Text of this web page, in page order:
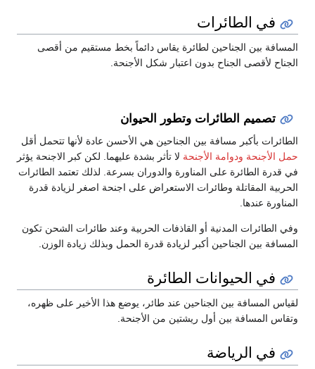
في الطائرات
المسافة بين الجناحين لطائرة يقاس دائماً بخط مستقيم من أقصى
الجناح لأقصى الجناح بدون اعتبار شكل الأجنحة.
تصميم الطائرات وتطور الحيوان
الطائرات بأكبر مسافة بين الجناحين هي الأحسن عادة لأنها تتحمل أقل
حمل الأجنحة ودوامة الأجنحة لا تأثر بشدة عليهما. لكن كبر الاجنحة يؤثر
في قدرة الطائرة على المناورة والدوران بسرعة. لذلك تعتمد الطائرات
الحربية المقاتلة وطائرات الاستعراض على اجنحة اصغر لزيادة قدرة
المناورة عندها.
وفي الطائرات المدنية أو القاذفات الحربية وعند طائرات الشحن تكون
المسافة بين الجناحين أكبر لزيادة قدرة الحمل وبذلك زيادة الوزن.
في الحيوانات الطائرة
لقياس المسافة بين الجناحين عند طائر، يوضع هذا الأخير على ظهره،
وتقاس المسافة بين أول ريشتين من الأجنحة.
في الرياضة